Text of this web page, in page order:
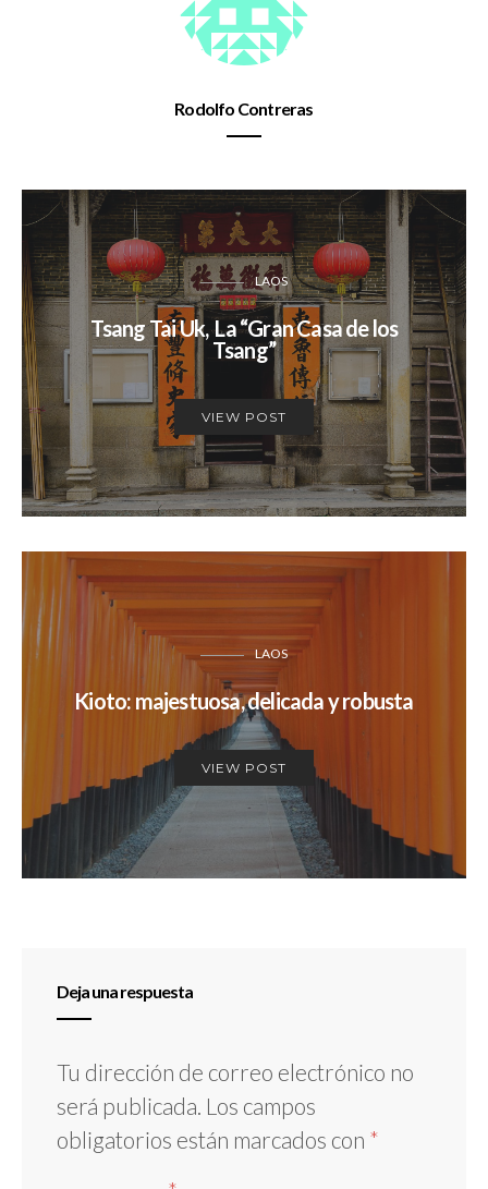
Rodolfo Contreras
LAOS
Tsang Tai Uk, La “Gran Casa de los
Tsang”
VIEW POST
LAOS
Kioto: majestuosa, delicada y robusta
VIEW POST
Deja una respuesta
Tu dirección de correo electrónico no
será publicada. Los campos
obligatorios están marcados con *